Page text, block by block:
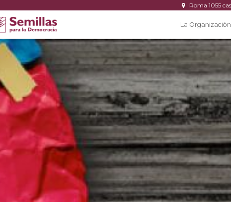
Roma 1055
La Organización